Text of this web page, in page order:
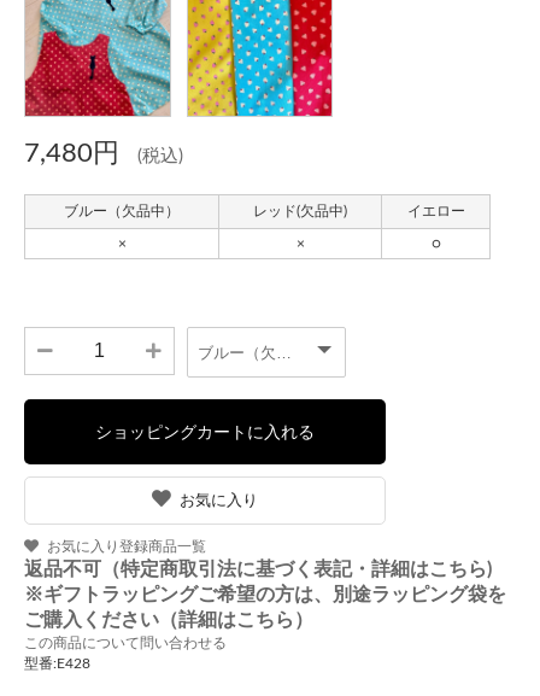
7,480円 (税込)
お気に入り
お気に入り登録商品一覧
返品不可（特定商取引法に基づく表記・詳細はこちら)
※ギフトラッピングご希望の方は、別途ラッピング袋を
ご購入ください（詳細はこちら）
この商品について問い合わせる
型番:E428